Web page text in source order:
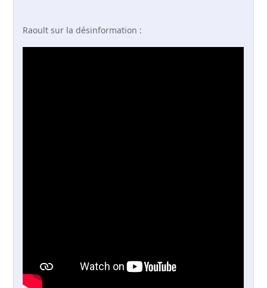
Raoult sur la désinformation :